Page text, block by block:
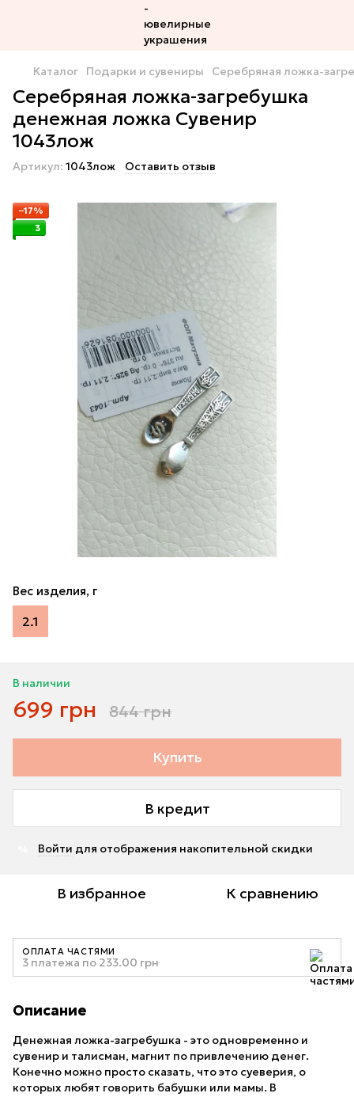
Каталог Подарки и сувениры Серебряная ложка-
Серебряная ложка-загребушка
денежная ложка Сувенир
1043лож
Артикул: 1043лож Оставить отзыв
−17%
3
Вес изделия, г
2.1
В наличии
699 грн 844 грн
Купить
В кредит
Войти для отображения накопительной скидки
В избранное К сравнению
ОПЛАТА ЧАСТЯМИ
3 платежа по 233.00 грн
Описание
Денежная ложка-загребушка - это одновременно и
сувенир и талисман, магнит по привлечению денег.
Конечно можно просто сказать, что это суеверия, о
которых любят говорить бабушки или мамы. В